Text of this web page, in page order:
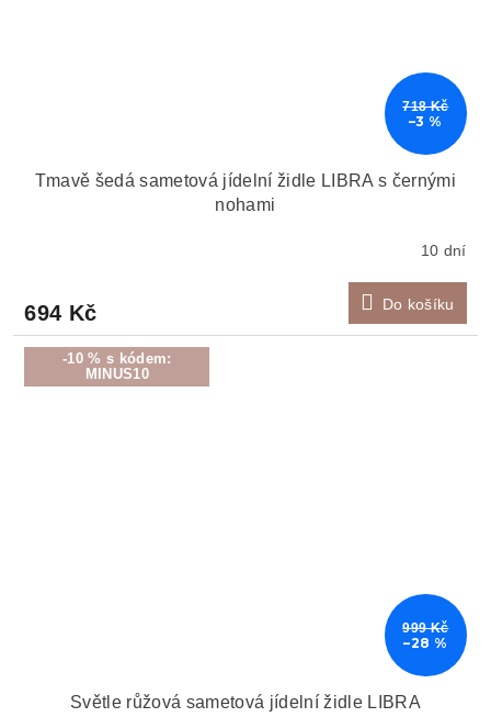
718 Kč
–3 %
Tmavě šedá sametová jídelní židle LIBRA s černými
nohami
10 dní
694 Kč Do košíku
-10 % s kódem:
MINUS10
999 Kč
–28 %
Světle růžová sametová jídelní židle LIBRA